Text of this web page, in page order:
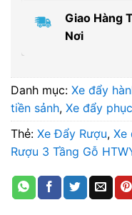
Giao Hàng
Nơi
Danh mục: Xe đẩy
tiền sảnh, Xe đẩy
Thẻ: Xe Đẩy Rượu, Xe
Rượu 3 Tầng Gỗ